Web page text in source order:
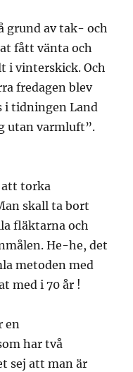
grund av tak- och
fått vänta och
i vinterskick. Och
fredagen blev
i tidningen Land
utan varmluft”.
att torka
skall ta bort
fläktarna och
He-he, det
metoden med
med i 70 år !
en
har två
sej att man är